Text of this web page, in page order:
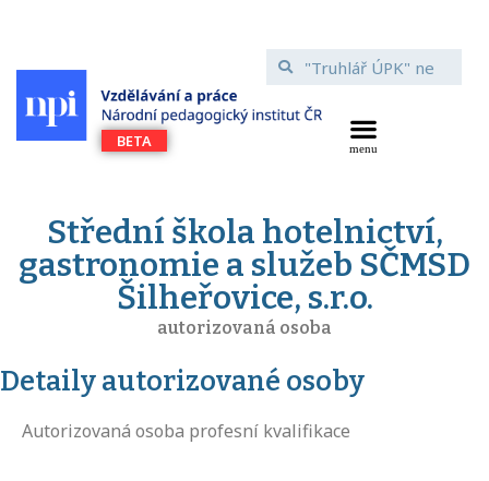
Střední škola hotelnictví,
gastronomie a služeb SČMSD
Šilheřovice, s.r.o.
autorizovaná osoba
Detaily autorizované osoby
Autorizovaná osoba profesní kvalifikace